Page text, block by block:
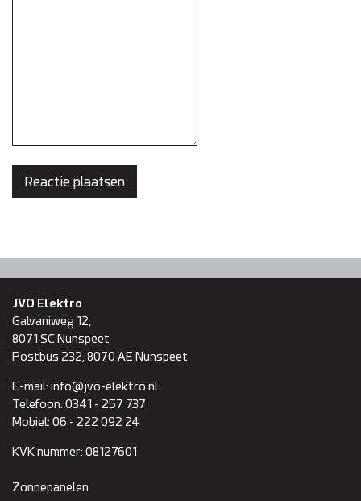
JVO Elektro
Galvaniweg 12,
8071 SCNunspeet
Postbus 232, 8070 AE Nunspeet
E-mail: info@jvo-elektro.nl
Telefoon: 0341 - 257 737
Mobiel: 06 - 222 092 24
KVK nummer: 08127601
Zonnepanelen